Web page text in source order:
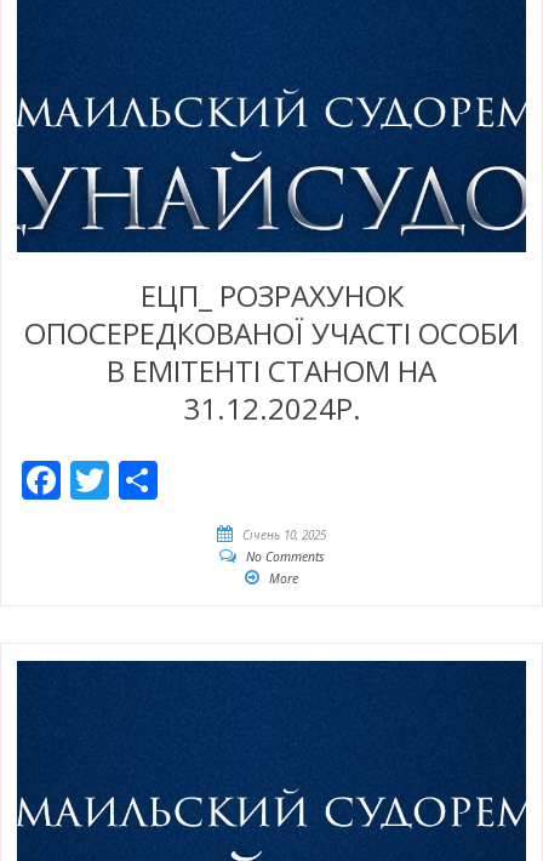
ЕЦП_ РОЗРАХУНОК
ОПОСЕРЕДКОВАНОЇ УЧАСТІ ОСОБИ
В ЕМІТЕНТІ СТАНОМ НА
31.12.2024Р.
Facebook
Twitter
Січень 10, 2025
No Comments
More